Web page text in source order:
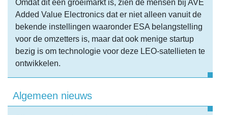
Omdat dit een groeimarkt is, zien de mensen bij AVE
Added Value Electronics dat er niet alleen vanuit de
bekende instellingen waaronder ESA belangstelling
voor de omzetters is, maar dat ook menige startup
bezig is om technologie voor deze LEO-satellieten te
ontwikkelen.
Algemeen nieuws